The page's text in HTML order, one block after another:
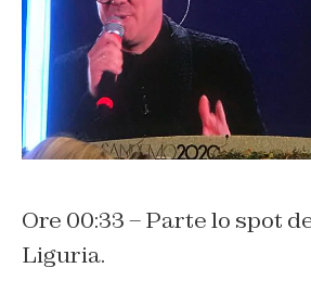
Ore 00:33 – Parte lo spot
Liguria.